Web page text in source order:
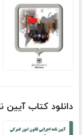
دانلود کتاب آیین